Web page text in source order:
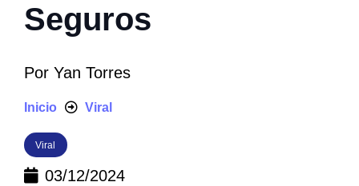
Seguros
Por Yan Torres
Inicio Viral
Viral
03/12/2024